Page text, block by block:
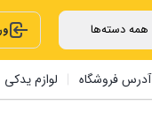
آدرس فروشگاه لوازم یدکی